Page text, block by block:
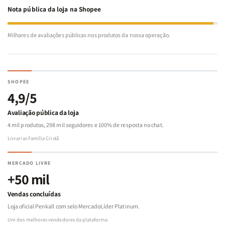
Nota pública da loja na Shopee
Milhares de avaliações públicas nos produtos da nossa operação.
SHOPEE
4,9/5
Avaliação pública da loja
4 mil produtos, 298 mil seguidores e 100% de resposta no chat.
Livrarias Família Cristã
MERCADO LIVRE
+50 mil
Vendas concluídas
Loja oficial Penkall com selo MercadoLíder Platinum.
Um dos melhores vendedores da plataforma